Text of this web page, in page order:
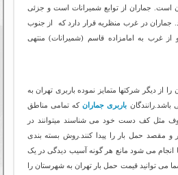
است. جماران از توابع شمیرانات است و جزئی
در غرب منظریه قرار دارد که از جنوب
غرب به امامزاده قاسم (شمیرانات) منتهی
از دیگر شرکتها متمایز نموده باربری تهران به
باربری جمارانکه تمامی مناطق
مثل کف دست خود می شناسند میتوانند در
و مقصد حمل بار را پیدا کنند.روش بسته بندی
انجام می شود مانع هر گونه آسیب دیدگی در یک
توانید قیمت حمل بار تهران به شهرستان را